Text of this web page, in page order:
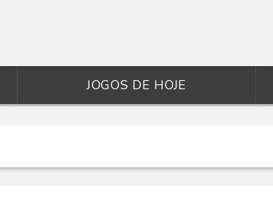
JOGOS DE HOJE